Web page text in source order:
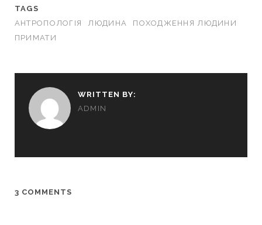
TAGS
АНТРОПОЛОГІЯ
ЛЮДИНА
ПОХОДЖЕННЯ ЛЮДИНИ
ПРИМАТИ
WRITTEN BY:
ADMIN
3 COMMENTS